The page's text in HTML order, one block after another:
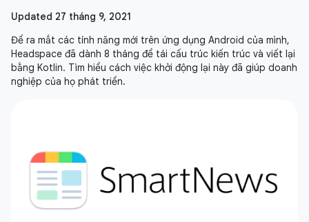
Updated 27 tháng 9, 2021
Để ra mắt các tính năng mới trên ứng dụng Android của mình,
Headspace đã dành 8 tháng để tái cấu trúc kiến trúc và viết lại
bằng Kotlin. Tìm hiểu cách việc khởi động lại này đã giúp doanh
nghiệp của họ phát triển.